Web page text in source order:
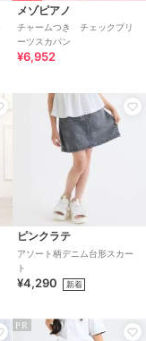
メゾピアノ
チャームつき チェックプリ
ーツスカパン
¥6,952
ピンクラテ
アソート柄デニム台形スカー
ト
¥4,290 新着
PR